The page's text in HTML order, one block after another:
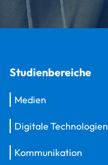
Studienbereiche
Medien
Digitale Technologien
Kommunikation